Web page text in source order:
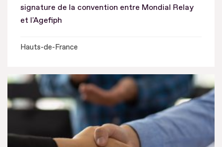
signature de la convention entre Mondial Relay
et l'Agefiph
Hauts-de-France